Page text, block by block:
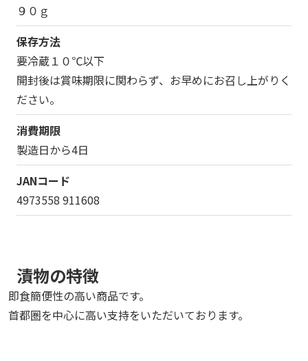
９０ｇ
保存方法
要冷蔵１０℃以下
開封後は賞味期限に関わらず、お早めにお召し上がりく
ださい。
消費期限
製造日から4日
JANコード
4973558 911608
漬物の特徴
即食簡便性の高い商品です。
首都圏を中心に高い支持をいただいております。